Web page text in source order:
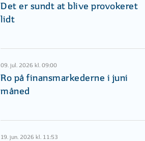
Det er sundt at blive provokeret
lidt
09. jul. 2026 kl. 09:00
Ro på finansmarkederne i juni
måned
19. jun. 2026 kl. 11:53